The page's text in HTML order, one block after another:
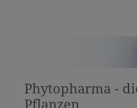
Phytopharma -
Pflanzen